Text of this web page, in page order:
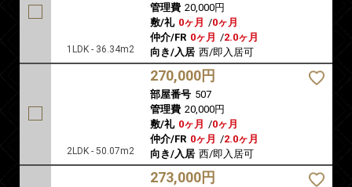
1LDK - 36.34m2
管理費 20,000円
敷/礼 0ヶ月 /0ヶ月
仲介/FR 0ヶ月 /2.0ヶ月
向き/入居 西/即入居可
2LDK - 50.07m2
270,000円
部屋番号 507
管理費 20,000円
敷/礼 0ヶ月 /0ヶ月
仲介/FR 0ヶ月 /2.0ヶ月
向き/入居 西/即入居可
273,000円